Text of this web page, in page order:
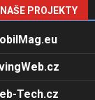
NAŠE PROJEKTY
Tech.cz